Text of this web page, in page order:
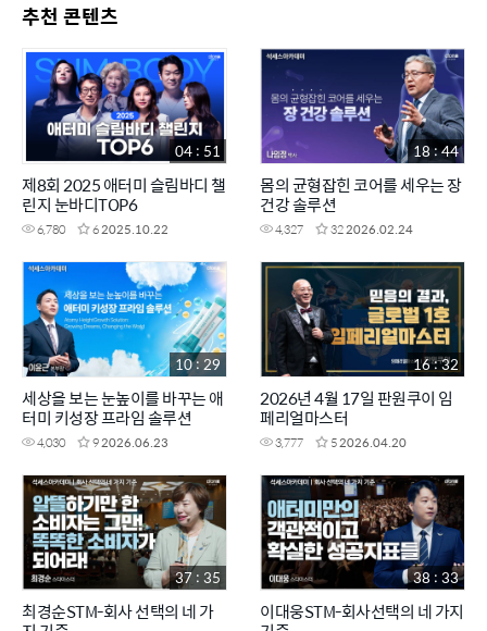
추천 콘텐츠
제8회 2025 애터미 슬림바디 챌
린지 눈바디TOP6
6,780 62025.10.22
04 : 51
몸의 균형잡힌 코어를 세우는 장
건강 솔루션
4,327 322026.02.24
18 : 44
세상을 보는 눈높이를 바꾸는 애
터미 키성장 프라임 솔루션
4,030 92026.06.23
10 : 29
2026년 4월 17일 판원쿠이 임
페리얼마스터
3,777 52026.04.20
16 : 32
최경순STM-회사 선택의 네 가
37 : 35
이대웅STM-회사선택의 네 가지
38 : 33